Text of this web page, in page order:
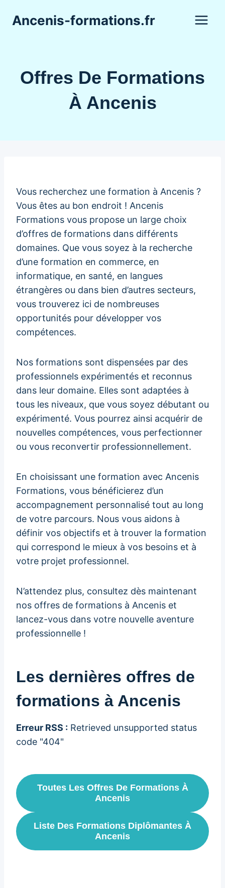
Ancenis-formations.fr
Offres De Formations
À Ancenis
Vous recherchez une formation à Ancenis ?
Vous êtes au bon endroit ! Ancenis
Formations vous propose un large choix
d’offres de formations dans différents
domaines. Que vous soyez à la recherche
d’une formation en commerce, en
informatique, en santé, en langues
étrangères ou dans bien d’autres secteurs,
vous trouverez ici de nombreuses
opportunités pour développer vos
compétences.
Nos formations sont dispensées par des
professionnels expérimentés et reconnus
dans leur domaine. Elles sont adaptées à
tous les niveaux, que vous soyez débutant ou
expérimenté. Vous pourrez ainsi acquérir de
nouvelles compétences, vous perfectionner
ou vous reconvertir professionnellement.
En choisissant une formation avec Ancenis
Formations, vous bénéficierez d’un
accompagnement personnalisé tout au long
de votre parcours. Nous vous aidons à
définir vos objectifs et à trouver la formation
qui correspond le mieux à vos besoins et à
votre projet professionnel.
N’attendez plus, consultez dès maintenant
nos offres de formations à Ancenis et
lancez-vous dans votre nouvelle aventure
professionnelle !
Les dernières offres de
formations à Ancenis
Erreur RSS : Retrieved unsupported status
code "404"
Toutes Les Offres De Formations À
Ancenis
Liste Des Formations Diplômantes À
Ancenis